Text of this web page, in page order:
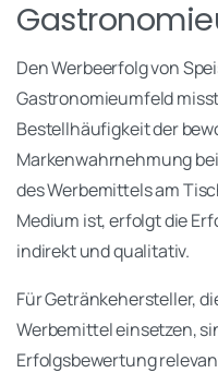
Den Werbeerfolg von
Gastronomieumfeld
Bestellhäufigkeit der
Markenwahrnehmung
des Werbemittels am
Medium ist, erfolgt die
indirekt und qualitativ.
Für Getränkehersteller,
Werbemittel einsetzen,
Erfolgsbewertung